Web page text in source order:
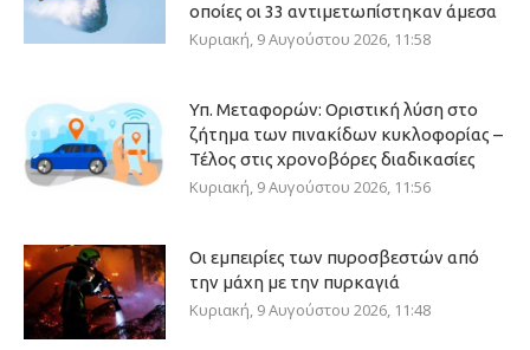
οποίες οι 33 αντιμετωπίστηκαν άμεσα
Κυριακή, 9 Αυγούστου 2026, 11:58
Υπ. Μεταφορών: Οριστική λύση στο
ζήτημα των πινακίδων κυκλοφορίας –
Τέλος στις χρονοβόρες διαδικασίες
Κυριακή, 9 Αυγούστου 2026, 11:56
Οι εμπειρίες των πυροσβεστών από
την μάχη με την πυρκαγιά
Κυριακή, 9 Αυγούστου 2026, 11:48